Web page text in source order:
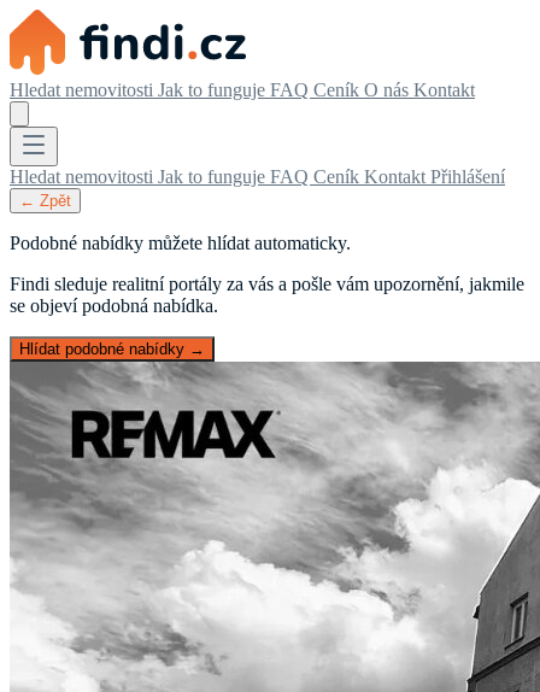
Hledat nemovitosti Jak to funguje FAQ Ceník O nás Kontakt
Hledat nemovitosti Jak to funguje FAQ Ceník Kontakt Přihlášení
← Zpět
Podobné nabídky můžete hlídat automaticky.
Findi sleduje realitní portály za vás a pošle vám upozornění, jakmile
se objeví podobná nabídka.
Hlídat podobné nabídky →